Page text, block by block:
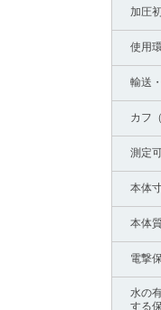
加圧
使用
輸送
カフ
測定
本体
本体
電撃
水の
する